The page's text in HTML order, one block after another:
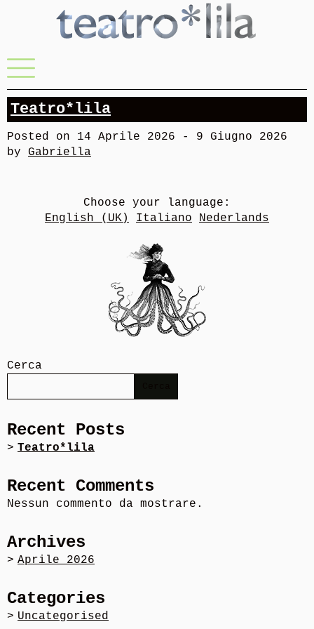
Menu
Teatro*lila
Posted on 14 Aprile 2026 - 9 Giugno 2026
by Gabriella
Choose your language:
English (UK)
Italiano Nederlands
Cerca
Recent Posts
Teatro*lila
Recent Comments
Nessun commento da mostrare.
Archives
Aprile 2026
Categories
Uncategorised